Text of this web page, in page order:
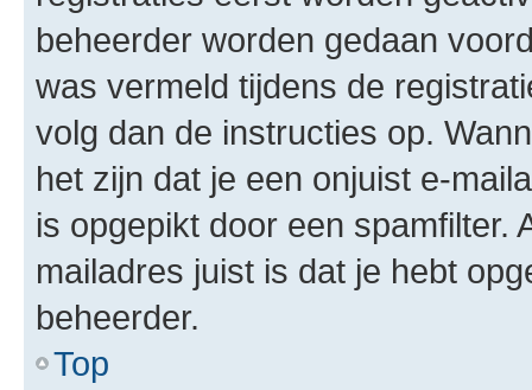
beheerder worden gedaan
was vermeld tijdens de
volg dan de instructies op.
het zijn dat je een onjuist e-
is opgepikt door een spamfilter.
mailadres juist is dat je hebt
beheerder.
Top